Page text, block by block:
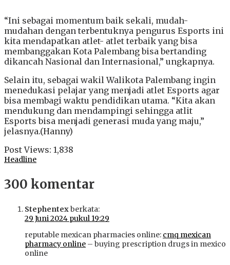
“Ini sebagai momentum baik sekali, mudah-
mudahan dengan terbentuknya pengurus Esports ini
kita mendapatkan atlet- atlet terbaik yang bisa
membanggakan Kota Palembang bisa bertanding
dikancah Nasional dan Internasional,” ungkapnya.
Selain itu, sebagai wakil Walikota Palembang ingin
menedukasi pelajar yang menjadi atlet Esports agar
bisa membagi waktu pendidikan utama. “Kita akan
mendukung dan mendampingi sehingga atlit
Esports bisa menjadi generasi muda yang maju,”
jelasnya.(Hanny)
Post Views: 1,838
Headline
300 komentar
Stephentexberkata:
29 Juni 2024 pukul 19:29
reputable mexican pharmacies online: cmq mexican
pharmacy online – buying prescription drugs in mexico
online